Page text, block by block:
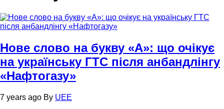
Нове слово на букву «А»: що очікує
на українську ГТС після анбандлінгу
«Нафтогазу»
7 years ago By UEE